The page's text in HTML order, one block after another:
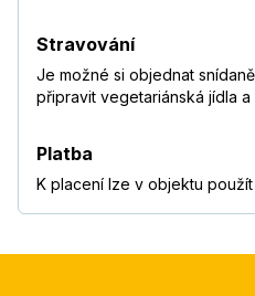
Stravování
Je možné si objednat
připravit vegetariánská jídla a
Platba
K placení lze v objektu použít